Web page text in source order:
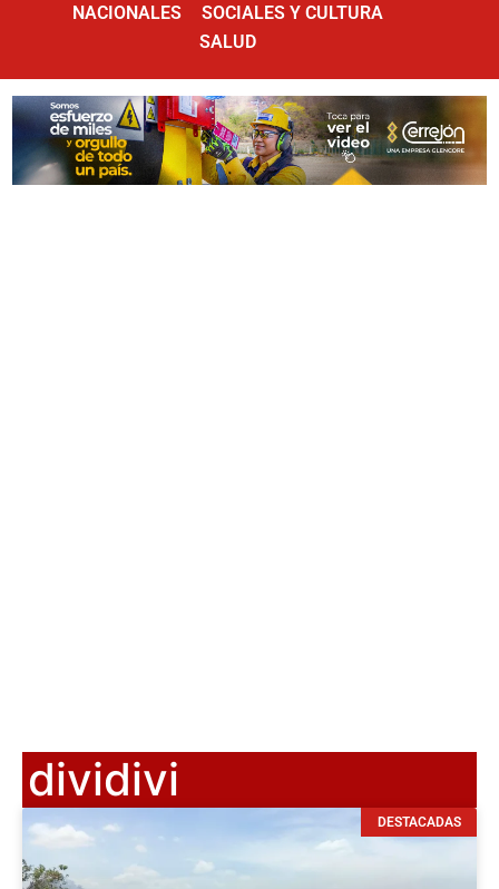
NACIONALES
SOCIALES Y CULTURA
SALUD
dividivi
DESTACADAS